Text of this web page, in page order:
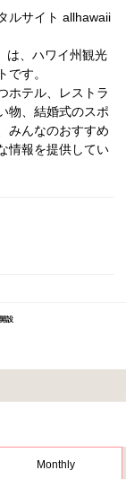
ルサイト allhawaii
は、ハワイ州観光
です。
ホテル、レストラ
物、結婚式のスポ
みんなのおすすめ
情報を提供してい
設
Monthly